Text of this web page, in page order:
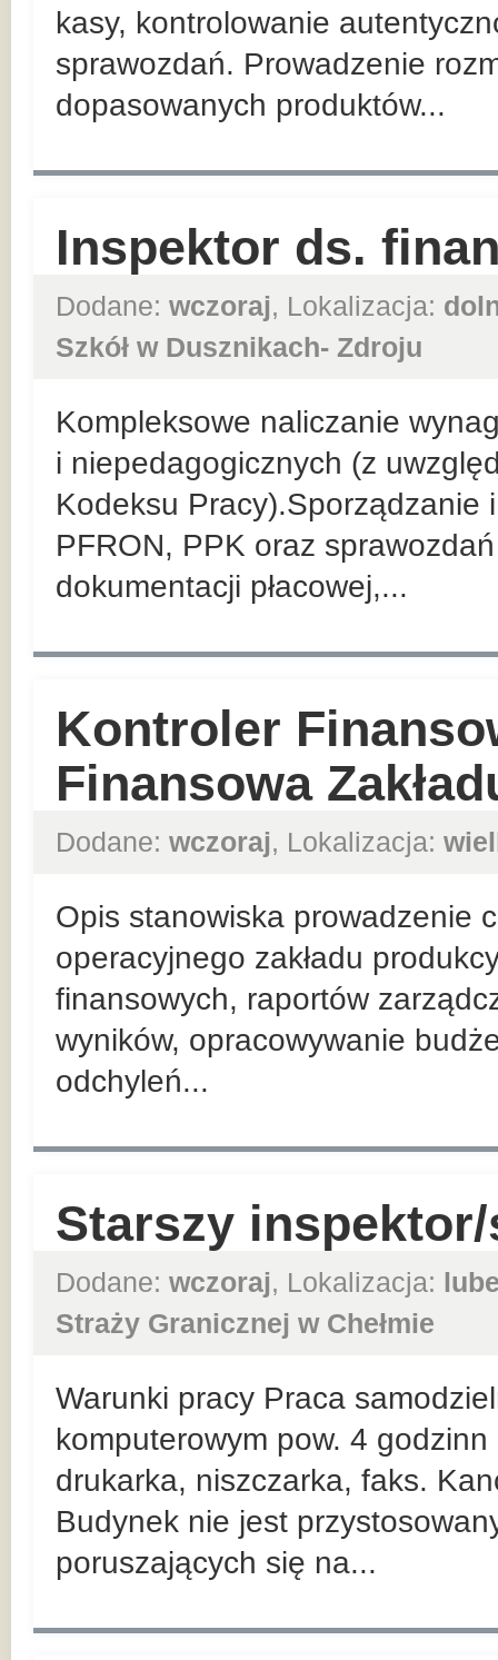
kasy, kontrolowanie
sprawozdań. Prowadzenie
dopasowanych produktów...
Inspektor ds.
Dodane: wczoraj, Lokalizacja:
Szkół w Dusznikach- Zdroju
Kompleksowe naliczanie
i niepedagogicznych (z
Kodeksu Pracy).Sporządzanie
PFRON, PPK oraz
dokumentacji płacowej,...
Kontroler
Finansowa
Dodane: wczoraj, Lokalizacja:
Opis stanowiska prowadzenie
operacyjnego zakładu
finansowych, raportów
wyników, opracowywanie
odchyleń...
Starszy
Dodane: wczoraj, Lokalizacja:
Straży Granicznej w Chełmie
Warunki pracy Praca
komputerowym pow. 4
drukarka, niszczarka, faks.
Budynek nie jest
poruszających się na...